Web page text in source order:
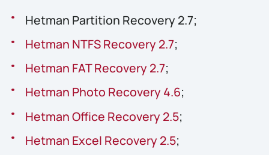
Hetman Partition Recovery 2.7;
Hetman NTFS Recovery 2.7;
Hetman FAT Recovery 2.7;
Hetman Photo Recovery 4.6;
Hetman Office Recovery 2.5;
Hetman Excel Recovery 2.5;